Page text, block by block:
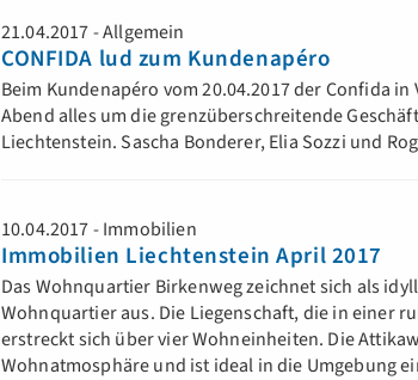
21.04.2017 - Allgemein
CONFIDA lud zum Kundenapéro
Beim Kundenapéro vom 20.04.2017 der Confida
Abend alles um die grenzüberschreitende
Liechtenstein. Sascha Bonderer, Elia Sozzi und
10.04.2017 - Immobilien
Immobilien Liechtenstein April 2017
Das Wohnquartier Birkenweg zeichnet sich als
Wohnquartier aus. Die Liegenschaft, die in einer
erstreckt sich über vier Wohneinheiten. Die
Wohnatmosphäre und ist ideal in die Umgebung